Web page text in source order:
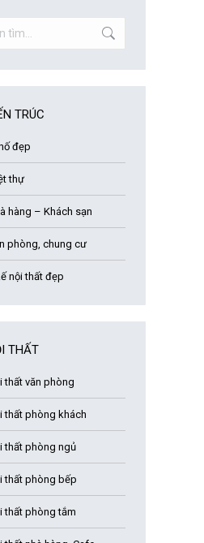
TRÚC
đẹp
thự
hàng – Khách sạn
phòng, chung cư
nội thất đẹp
THẤT
thất văn phòng
thất phòng khách
thất phòng ngủ
thất phòng bếp
thất phòng tắm